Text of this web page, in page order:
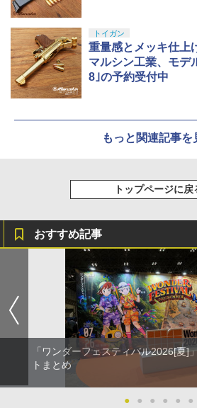
トイガン
重量感とメッキ仕上
マルシン工業、モデ
8｣の予約受付中
もっと関連記事を
トップページに戻
おすすめ記事
「ワンダーフェスティバル2026[夏]
トまとめ
● ● ● ● ● ●